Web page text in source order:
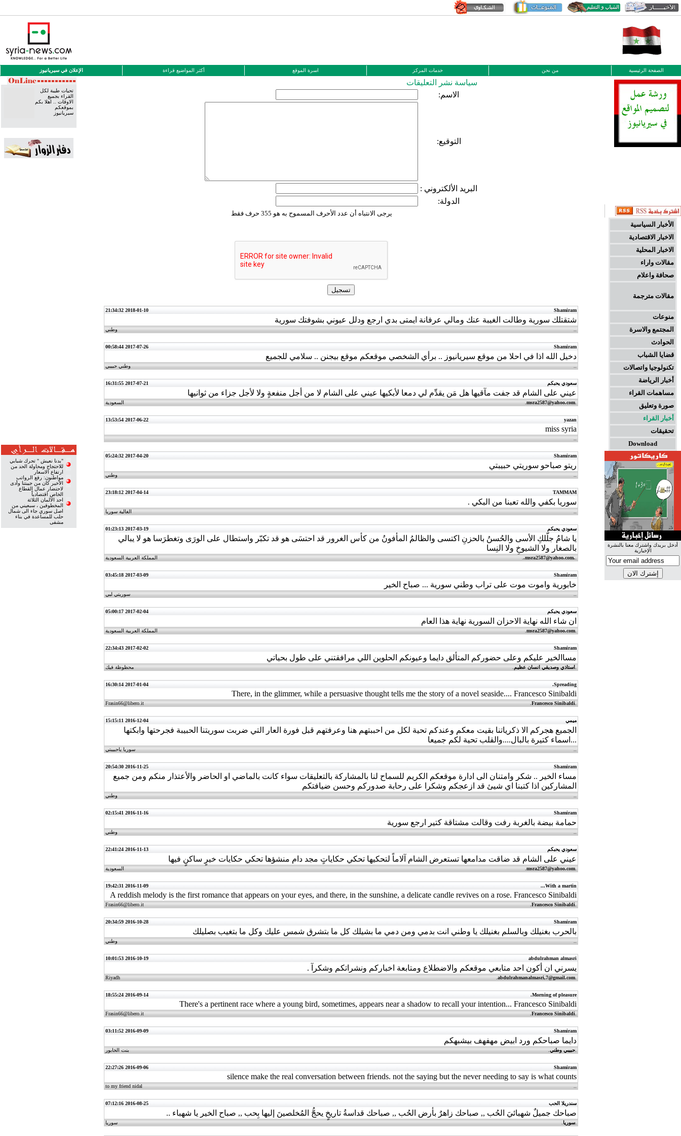
الإعلان في سيريانيوز أكثر المواضيع قراءة اسرة الموقع خدمات المركز من نحن الصفحة الرئيسية
تحيات طيبة لكل
القراء بجميع
الاوقات .. اهلا بكم
بموقعكم
سيريانيوز
"بدنا نعيش " تحرك شبابي
للاحتجاج ومحاولة الحد من
ارتفاع الاسعار
مواطنون: رفع الرواتب
الأخير كان من جيبتنا وأدى
لاحتضار عمال القطاع
الخاص اقتصادياً
احد الالمان الثلاثة
المخطوفين ، سبعيني من
اصل سوري جاء الى شمال
حلب للمساعدة في بناء
مشفى
سياسة نشر التعليقات
الاسم:
التوقيع:
البريد الألكتروني :
الدولة:
يرجى الانتباه أن عدد الأحرف المسموح به هو 355 حرف فقط
Shamiram
2018-01-10 21:34:32
شتقتلك سورية وطالت الغيبة عنك ومالي عرفانة ايمتى بدي ارجع ودلل عيوني بشوفتك سورية
وطني
Shamiram
2017-07-26 00:58:44
دخيل الله اذا في احلا من موقع سيريانيوز .. برأي الشخصي موقعكم موقع بيجنن .. سلامي للجميع
وطني حبيبي
سعودي يحبكم 2017-07-21 16:31:55
عيني على الشام قد جفت مآقيها هل مَن يقدِّم لي دمعا لأبكيها عيني على الشام لا من أجل منفعةٍ ولا لأجل جزاء من ثوانيها
msra2587@yahoo.com السعودية
yazan
2017-06-22 13:53:54
miss syria
Shamiram
2017-04-20 05:24:32
ريتو صباحو سوريتي حبيبتي
وطني
TAMMAM
2017-04-14 23:18:12
سوريا بكفي والله تعبنا من البكي .
الغالية سوريا
سعودي يحبكم 2017-03-19 01:23:13
يا شامُ جلّلكِ الأسى والحُسنُ بالحزنِ اكتسى والظالمُ المأفونُ من كأس الغرور قد احتسَى هو قد تكبّر واستطال على الورَى وتغطرَسا هو لا يبالي
بالصغار ولا الشيوخِ ولا النِسا
.msra2587@yahoo.com
. المملكة العربية السعودية
Shamiram
2017-03-09 03:45:18
خابورية واموت موت على تراب وطني سورية ... صباح الخير
سوريتي لبي
سعودي يحبكم 2017-02-04 05:00:17
ان شاء الله نهاية الاحزان السورية نهاية هذا العام
msra2587@yahoo.com المملكة العربية السعودية
Shamiram
2017-02-02 22:34:43
مساالخير عليكم وعلى حضوركم المتألق دايما وعيونكم الحلوين اللي مرافقتني على طول بحياتي
استاذي وصديقي انسان عظيم محظوظة فيك
Spreading.
2017-01-04 16:30:14
There, in the glimmer, while a persuasive thought tells me the story of a novel seaside.... Francesco Sinibaldi
Francesco Sinibaldi
Frasin66@libero.it
ميمي 2016-12-04 15:15:11
الجميع هجركم الا ذكرياتنا بقيت معكم وعندكم تحية لكل من احببتهم هنا وعرفتهم قبل فورة العار التي ضربت سوريتنا الحبيبة فجرحتها وابكتها
...اسماء كتيرة بالبال....والقلب تحية لكم جميعا
سوريا ياحبيبتي
Shamiram
2016-11-25 20:54:30
مساء الخير .. شكر وامتنان الى ادارة موقعكم الكريم للسماح لنا بالمشاركة بالتعليقات سواء كانت بالماضي او الحاضر والأعتذار منكم ومن جميع
المشاركين اذا كتبنا اي شيئ قد ازعجكم وشكرا على رحابة صدوركم وحسن ضيافتكم
وطني
Shamiram
2016-11-16 02:15:41
حمامة بيضة بالغربة رفت وقالت مشتاقة كتير ارجع سورية
وطني
سعودي يحبكم 2016-11-13 22:41:24
عيني على الشام قد ضاقت مدامعها تستعرض الشام آلاماً لتحكيها تحكي حكاياتٍ مجد دام منشؤها تحكي حكايات خيرٍ ساكنٍ فيها
msra2587@yahoo.com السعودية
With a martin...
2016-11-09 19:42:31
A reddish melody is the first romance that appears on your eyes, and there, in the sunshine, a delicate candle revives on a rose. Francesco Sinibaldi
Francesco Sinibaldi
Frasin66@libero.it
Shamiram
2016-10-28 20:34:59
بالحرب بغنيلك وبالسلم بغنيلك يا وطني انت بدمي ومن دمي ما بشيلك كل ما بتشرق شمس عليك وكل ما بتغيب بصليلك
وطني
abdulrahman almasri
2016-10-19 10:01:53
يسرني ان أكون احد متابعي موقعكم والاضطلاع ومتابعة اخباركم ونشراتكم وشكرآ .
abdulrahmanalmasri,7@gmail.com
Riyadh
Morning of pleasure.
2016-09-14 18:55:24
There's a pertinent race where a young bird, sometimes, appears near a shadow to recall your intention... Francesco Sinibaldi
Francesco Sinibaldi
Frasin66@libero.it
Shamiram
2016-09-09 03:11:52
دايما صباحكم ورد ابيض مهفهف بيشبهكم
حبيبي وطني بنت الخابور
Shamiram
2016-09-06 22:27:26
silence make the real conversation between friends. not the saying but the never needing to say is what counts
to my friend nidal
سندريلا الحب 2016-08-25 07:12:16
صباحك جميلٌ شهبائيَ الحُب ,, صباحك زاهرٌ بأرض الحُب ,, صباحك قداسةُ تاريخٍ يحجُّ المُخلصينَ إليها بِحب ,, صباح الخير يا شهباء ..
سوريا سوريا
الأخبار السياسية
الاخبار الاقتصادية
الاخبار المحلية
مقالات واراء
صحافة واعلام
مقالات مترجمة
منوعات
المجتمع والاسرة
الحوادث
قضايا الشباب
تكنولوجيا واتصالات
أخبار الرياضة
مساهمات القراء
صورة وتعليق
أخبار القراء
تحقيقات
Download
أدخل بريدك واشترك معنا بالنشرة
الإخبارية